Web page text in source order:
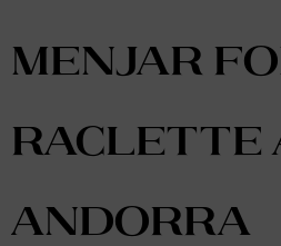
Menjar
raclette
Andorra